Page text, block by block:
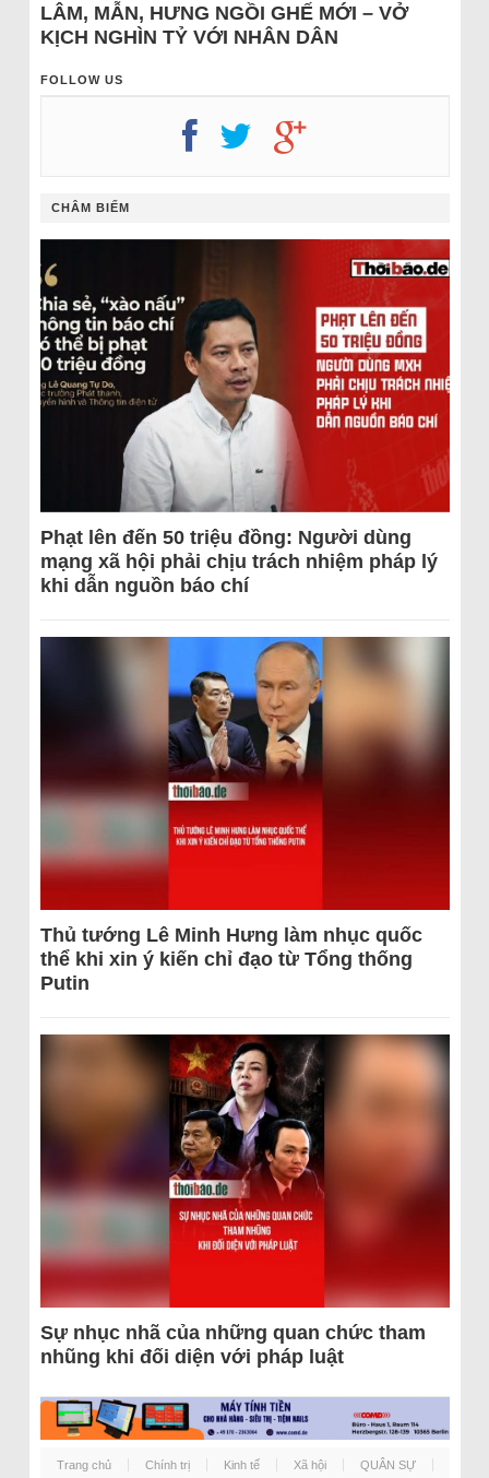
LÂM, MẪN, HƯNG NGỒI GHẾ MỚI – VỞ
KỊCH NGHÌN TỶ VỚI NHÂN DÂN
FOLLOW US
CHÂM BIẾM
Phạt lên đến 50 triệu đồng: Người dùng
mạng xã hội phải chịu trách nhiệm pháp lý
khi dẫn nguồn báo chí
Thủ tướng Lê Minh Hưng làm nhục quốc
thể khi xin ý kiến chỉ đạo từ Tổng thống
Putin
Sự nhục nhã của những quan chức tham
nhũng khi đối diện với pháp luật
Trang chủ Chính trị Kinh tế Xã hội QUÂN SỰ